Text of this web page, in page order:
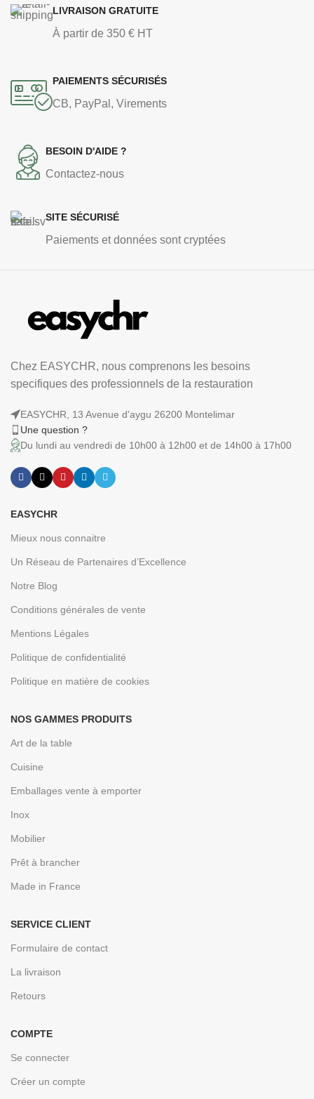
LIVRAISON GRATUITE
À partir de 350 € HT
PAIEMENTS SÉCURISÉS
CB, PayPal, Virements
BESOIN D'AIDE ?
Contactez-nous
SITE SÉCURISÉ
Paiements et données sont cryptées
Chez EASYCHR, nous comprenons les besoins
specifiques des professionnels de la restauration
EASYCHR, 13 Avenue d'aygu 26200 Montelimar
Une question ?
Du lundi au vendredi de 10h00 à 12h00 et de 14h00 à 17h00
EASYCHR
Mieux nous connaitre
Un Réseau de Partenaires d’Excellence
Notre Blog
Conditions générales de vente
Mentions Légales
Politique de confidentialité
Politique en matière de cookies
NOS GAMMES PRODUITS
Art de la table
Cuisine
Emballages vente à emporter
Inox
Mobilier
Prêt à brancher
Made in France
SERVICE CLIENT
Formulaire de contact
La livraison
Retours
COMPTE
Se connecter
Créer un compte